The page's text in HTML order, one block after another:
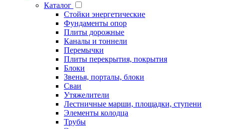
Каталог
Стойки энергетические
Фундаменты опор
Плиты дорожные
Каналы и тоннели
Перемычки
Плиты перекрытия, покрытия
Блоки
Звенья, порталы, блоки
Сваи
Утяжелители
Лестничные марши, площадки, ступени
Элементы колодца
Трубы